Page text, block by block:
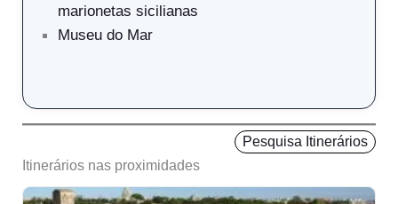
marionetas sicilianas
Museu do Mar
Itinerários nas proximidades
Pesquisa Itinerários